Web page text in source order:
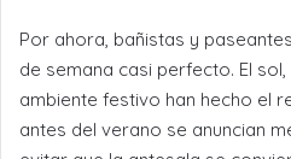
Por ahora, bañistas y
de semana casi perfecto. El
ambiente festivo han hecho el
antes del verano se anuncian